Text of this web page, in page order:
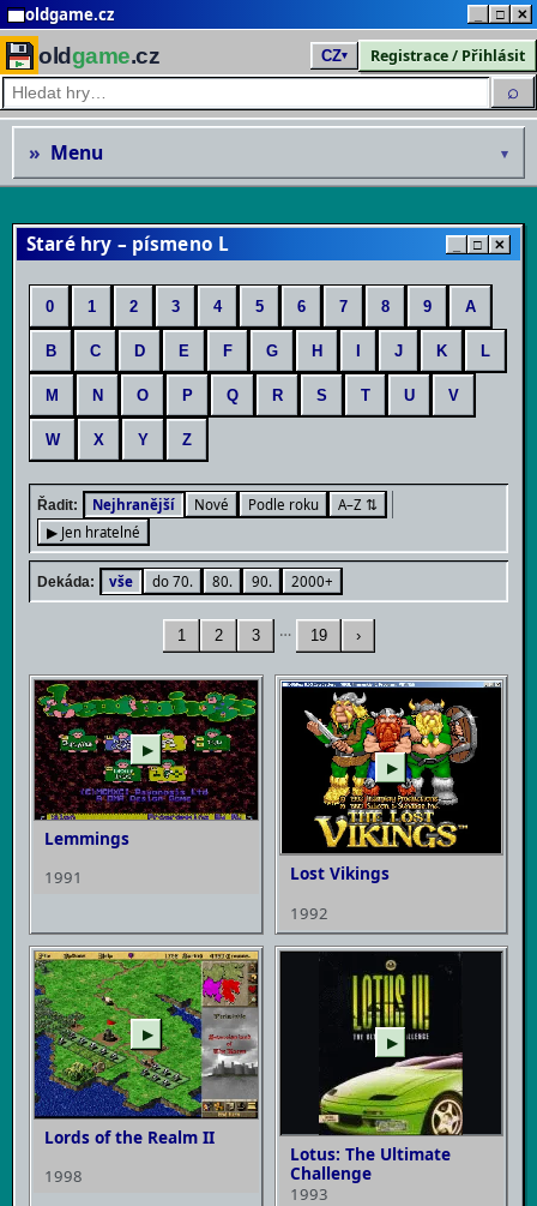
oldgame.cz □ ✕
oldgame.cz
⌕
CZ▾ Registrace / Přihlásit
» Menu ▾
Staré hry – písmeno L □ ✕
0 1 2 3 4 5 6 7 8 9 A
B C D E F G H J K L
M N O P Q R S T U V
W X Y Z
Řadit: Nejhranější Nové Podle roku
A–Z ⇅
▶ Jen hratelné
Dekáda: vše do 70. 80. 90. 2000+
1 2 3 … 19 ›
▶
Lemmings
1991
▶
Lost Vikings
1992
▶
Lords of the Realm II
1998
▶
Lotus: The Ultimate
Challenge
1993